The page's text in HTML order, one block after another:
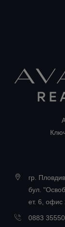
гр. Пловдив
бул.
ет. 6, офис
0883